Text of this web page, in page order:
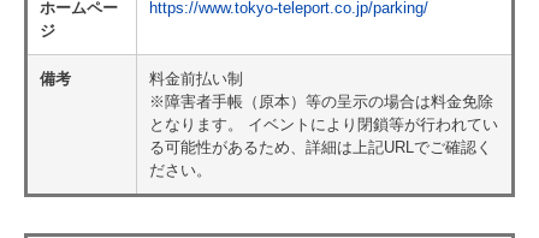
ホームペー
ジ
https://www.tokyo-teleport.co.jp/parking/
備考
料金前払い制
※障害者手帳（原本）等の呈示の場合は料金免除
となります。 イベントにより閉鎖等が行われてい
る可能性があるため、詳細は上記URLでご確認く
ださい。